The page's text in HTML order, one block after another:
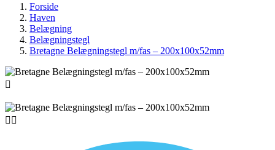
Forside
Haven
Belægning
Belægningstegl
Bretagne Belægningstegl m/fas – 200x100x52mm

 